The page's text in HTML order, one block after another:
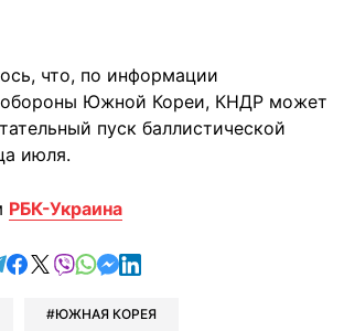
что, по информации
обороны Южной Кореи, КНДР может
пуск баллистической
июля.
РБК-Украина
отправить в Telegram
поделиться в Facebook
поделиться в X
отправить в Viber
отправить в Whatsapp
отправить в Messenger
отправить в LinkedIn
ЮЖНАЯ КОРЕЯ